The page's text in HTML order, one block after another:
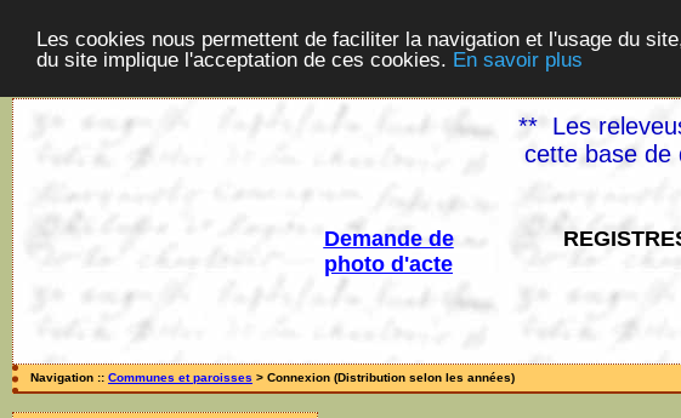
Les cookies nous permettent de faciliter la navigation et l'usage du
du site implique l'acceptation de ces cookies. En savoir plus
** Les
cette base de
Demande de
photo d'acte
Navigation :: Communes et paroisses > Connexion (Distribution selon les années)